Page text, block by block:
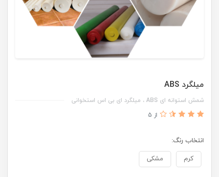
میلگرد ABS
شمش استوانه ای ABS ، میلگرد ای بی اس استخوانی
از 5
انتخاب رنگ:
کرم مشکی